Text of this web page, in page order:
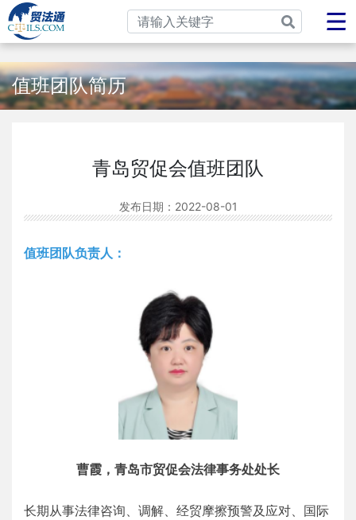
值班团队简历
青岛贸促会值班团队
发布日期： 2022-08-01
值班团队负责人：
曹霞，青岛市贸促会法律事务处处长
长期从事法律咨询、调解、经贸摩擦预警及应对、国际